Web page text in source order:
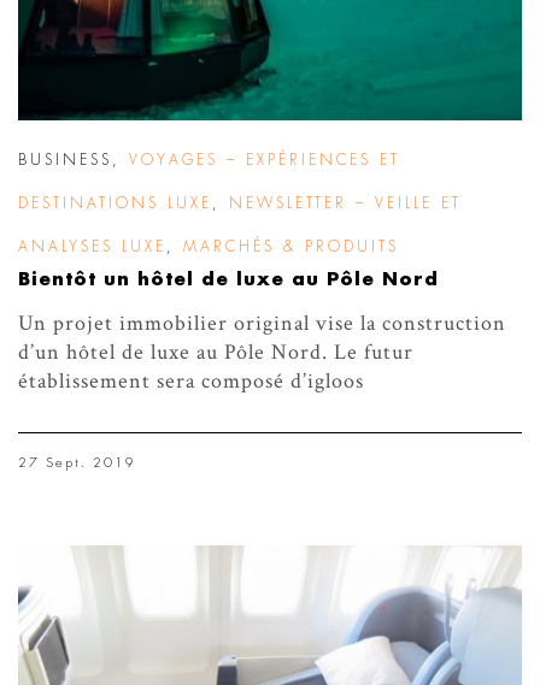
BUSINESS , VOYAGES – EXPÉRIENCES ET
DESTINATIONS LUXE , NEWSLETTER – VEILLE ET
ANALYSES LUXE , MARCHÉS & PRODUITS
Bientôt un hôtel de luxe au Pôle Nord
Un projet immobilier original vise la construction
d’un hôtel de luxe au Pôle Nord. Le futur
établissement sera composé d’igloos
27 Sept. 2019